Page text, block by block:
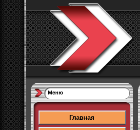
Меню
Главная